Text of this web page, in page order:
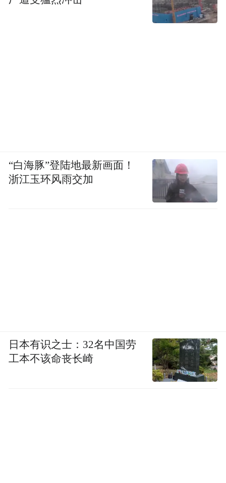
“白海豚”登陆地最新画面！
浙江玉环风雨交加
日本有识之士：32名中国劳
工本不该命丧长崎